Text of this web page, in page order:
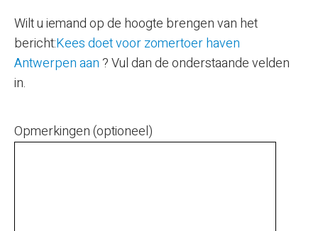
Wilt u iemand op de hoogte brengen van het
bericht:Kees doet voor zomertoer haven
Antwerpen aan ? Vul dan de onderstaande velden
in.
Opmerkingen (optioneel)